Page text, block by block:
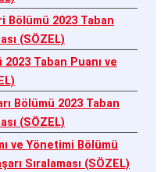
Bölümü 2023 Taban
(SÖZEL)
2023 Taban Puanı ve
Bölümü 2023 Taban
(SÖZEL)
ve Yönetimi Bölümü
Sıralaması (SÖZEL)